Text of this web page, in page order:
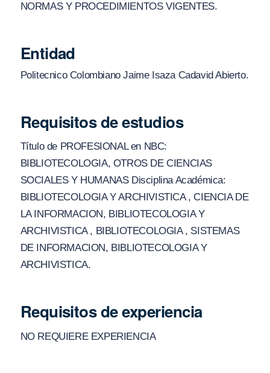
NORMAS Y PROCEDIMIENTOS VIGENTES.
Entidad
Politecnico Colombiano Jaime Isaza Cadavid Abierto.
Requisitos de estudios
Título de PROFESIONAL en NBC:
BIBLIOTECOLOGIA, OTROS DE CIENCIAS
SOCIALES Y HUMANAS Disciplina Académica:
BIBLIOTECOLOGIA Y ARCHIVISTICA , CIENCIA DE
LA INFORMACION, BIBLIOTECOLOGIA Y
ARCHIVISTICA , BIBLIOTECOLOGIA , SISTEMAS
DE INFORMACION, BIBLIOTECOLOGIA Y
ARCHIVISTICA.
Requisitos de experiencia
NO REQUIERE EXPERIENCIA